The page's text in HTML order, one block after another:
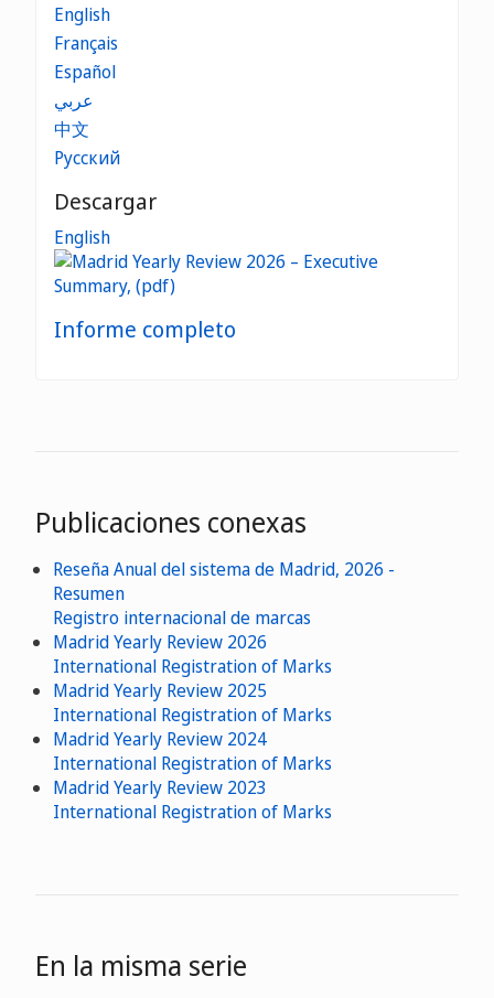
English
Français
Español
عربي
中文
Русский
Descargar
English
Informe completo
Publicaciones conexas
Reseña Anual del sistema de Madrid, 2026 -
Resumen
Registro internacional de marcas
Madrid Yearly Review 2026
International Registration of Marks
Madrid Yearly Review 2025
International Registration of Marks
Madrid Yearly Review 2024
International Registration of Marks
Madrid Yearly Review 2023
International Registration of Marks
En la misma serie